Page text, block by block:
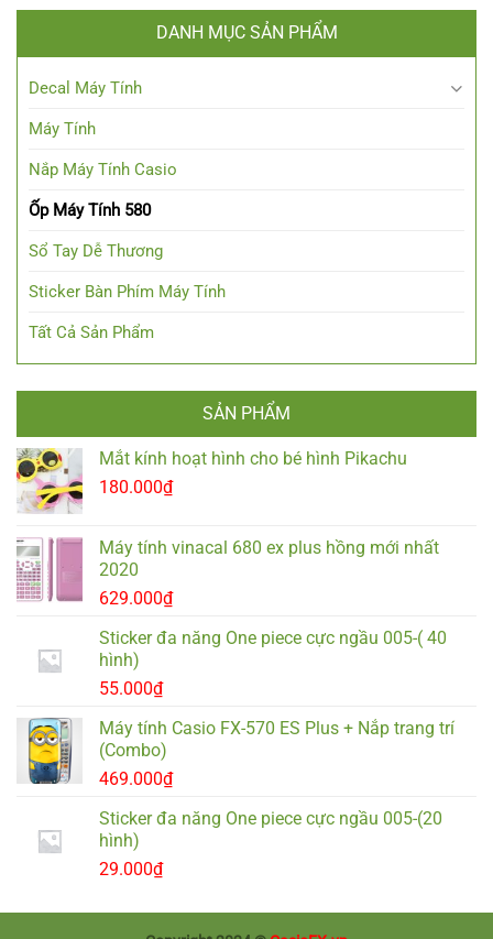
DANH MỤC SẢN PHẨM
Decal Máy Tính
Máy Tính
Nắp Máy Tính Casio
Ốp Máy Tính 580
Sổ Tay Dễ Thương
Sticker Bàn Phím Máy Tính
Tất Cả Sản Phẩm
SẢN PHẨM
Mắt kính hoạt hình cho bé hình Pikachu
180.000₫
Máy tính vinacal 680 ex plus hồng mới nhất
2020
629.000₫
Sticker đa năng One piece cực ngầu 005-( 40
hình)
55.000₫
Máy tính Casio FX-570 ES Plus + Nắp trang trí
(Combo)
469.000₫
Sticker đa năng One piece cực ngầu 005-(20
hình)
29.000₫